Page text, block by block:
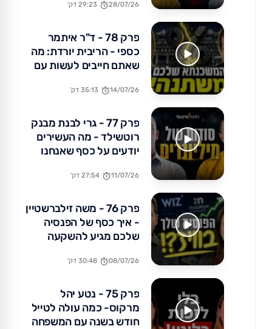
28/07/26 29:23 דק'
פרק 78 - ד"ר איתמר
כספי - הריבית יורדת: מה
שאתם חייבים לעשות עם
14/07/26 35:13 דק'
פרק 77 - גרי לבנת מבנק
רוטשילד - מה העשירים
יודעים על כסף שאנחנו
11/07/26 27:54 דק'
פרק 76 - משה זילברשטיין
- איך כסף של הפנסיה
שלכם מגיע להשקעה
08/07/26 30:48 דק'
פרק 75 - נטע יהל
מרקוס- כמה עולה לטייל
חודש בשנה עם המשפחה